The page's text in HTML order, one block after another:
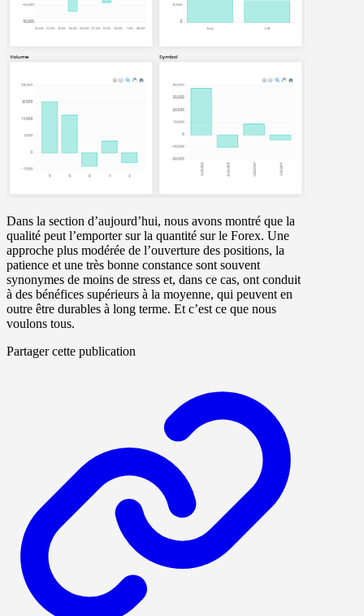
Dans la section d’aujourd’hui, nous avons montré que la
qualité peut l’emporter sur la quantité sur le Forex. Une
approche plus modérée de l’ouverture des positions, la
patience et une très bonne constance sont souvent
synonymes de moins de stress et, dans ce cas, ont conduit
à des bénéfices supérieurs à la moyenne, qui peuvent en
outre être durables à long terme. Et c’est ce que nous
voulons tous.
Partager cette publication